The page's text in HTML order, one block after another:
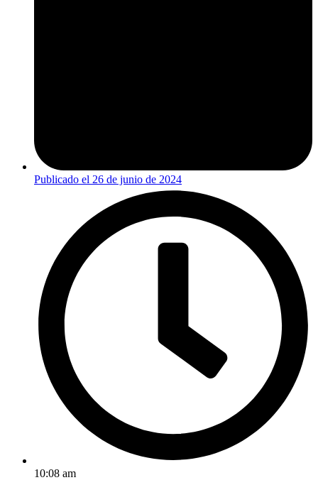
Publicado el 26 de junio de 2024
10:08 am